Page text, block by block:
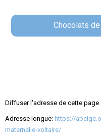
Chocolats
Diffuser l'adresse de cette page
Adresse longue: https://
maternelle-voltaire/